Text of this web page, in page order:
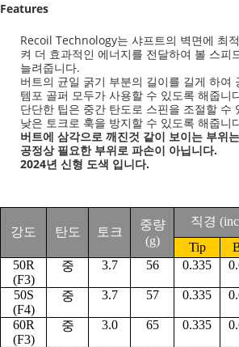
Features
Recoil Technology는 샤프트의 벽면에 최
켜 더 효과적인 에너지를 전달하여 볼 스피
늘려줍니다.
버트의 균일 굵기 부분의 길이를 길게 하여
템포 골퍼 모두가 사용할 수 있도록 해줍니
단단한 팁은 중간 탄도로 스핀을 조절할 수
낮은 토크로 훅을 방지할 수 있도록 해줍니
버트에 삼각으로 깨진것 같이 보이는 부위
공정상 필요한 부위로 파손이 아닙니다.
2024년 신형 도색 입니다.
강도 탄도 토크
중량
(g)
직경
Tip
50R
(F3)
중 3.7 56 0.335
50S
(F4)
중 3.7 57 0.335
60R
(F3)
중 3.0 65 0.335